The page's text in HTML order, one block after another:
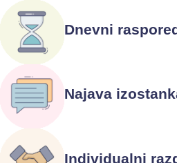
Dnevni
Najava
Individualni